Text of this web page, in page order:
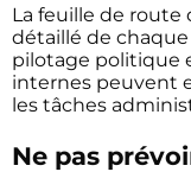
La feuille de route
détaillé de
pilotage politique
internes peuvent
les tâches
Ne pas